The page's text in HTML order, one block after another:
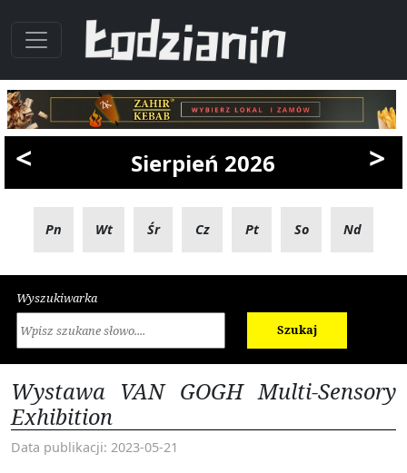
< Sierpień 2026 >
Pn Wt Śr Cz Pt So Nd
Wyszukiwarka
Szukaj
Wystawa VAN GOGH Multi-Sensory
Exhibition
Data publikacji: 2023-05-21